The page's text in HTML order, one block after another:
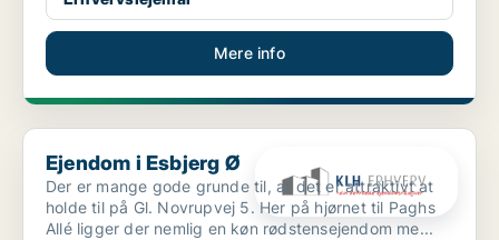
Mere info
Ejendom i Esbjerg Ø
Ejendom i Esbjerg Ø
Der er mange gode grunde til, at det er attraktivt at
holde til på Gl. Novrupvej 5. Her på hjørnet til Paghs
Allé ligger der nemlig en køn rødstensejendom me...